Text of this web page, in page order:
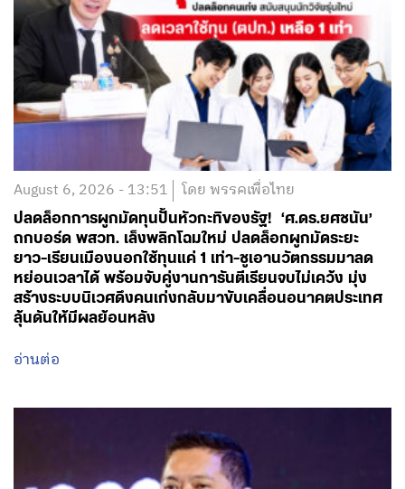
August 6, 2026 - 13:51 โดย พรรคเพื่อไทย
ปลดล็อกการผูกมัดทุนปั้นหัวกะทิของรัฐ! ‘ศ.ดร.ยศชนัน’
ถกบอร์ด พสวท. เล็งพลิกโฉมใหม่ ปลดล็อกผูกมัดระยะ
ยาว-เรียนเมืองนอกใช้ทุนแค่ 1 เท่า-ชูเอานวัตกรรมมาลด
หย่อนเวลาได้ พร้อมจับคู่งานการันตีเรียนจบไม่เคว้ง มุ่ง
สร้างระบบนิเวศดึงคนเก่งกลับมาขับเคลื่อนอนาคตประเทศ
ลุ้นดันให้มีผลย้อนหลัง
อ่านต่อ